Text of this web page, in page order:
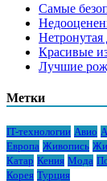
Самые
Нетронутая
Красивые
Лучшие
Метки
IT-технологии Авио
Европа Живопись
Катар Кения Мода
Корея Турция